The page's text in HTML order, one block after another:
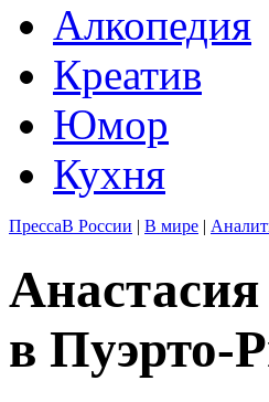
Алкопедия
Креатив
Юмор
Кухня
ПрессаВ России | В мире |
в Пуэрто-